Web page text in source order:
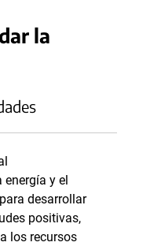
la
y el
desarrollar
positivas,
los recursos